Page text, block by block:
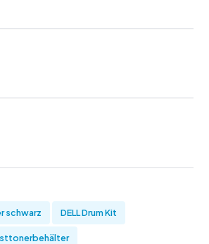
schwarz DELL Drum Kit